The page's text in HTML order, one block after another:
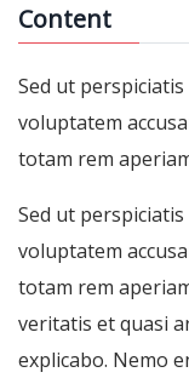
Content
Sed ut
voluptatem
totam rem
Sed ut
voluptatem
totam rem
veritatis et quasi
explicabo. Nemo